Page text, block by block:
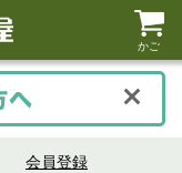
かご
会員登録